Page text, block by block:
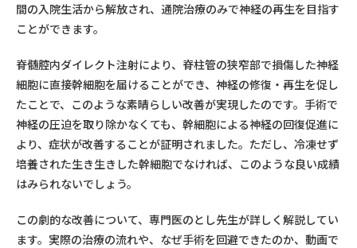
間の入院生活から解放され、通院治療のみで神経の再生を目指す
ことができます。
脊髄腔内ダイレクト注射により、脊柱管の狭窄部で損傷した神経
細胞に直接幹細胞を届けることができ、神経の修復・再生を促し
たことで、このような素晴らしい改善が実現したのです。手術で
神経の圧迫を取り除かなくても、幹細胞による神経の回復促進に
より、症状が改善することが証明されました。ただし、冷凍せず
培養された生き生きした幹細胞でなければ、このような良い成績
はみられないでしょう。
この劇的な改善について、専門医のとし先生が詳しく解説してい
ます。実際の治療の流れや、なぜ手術を回避できたのか、動画で